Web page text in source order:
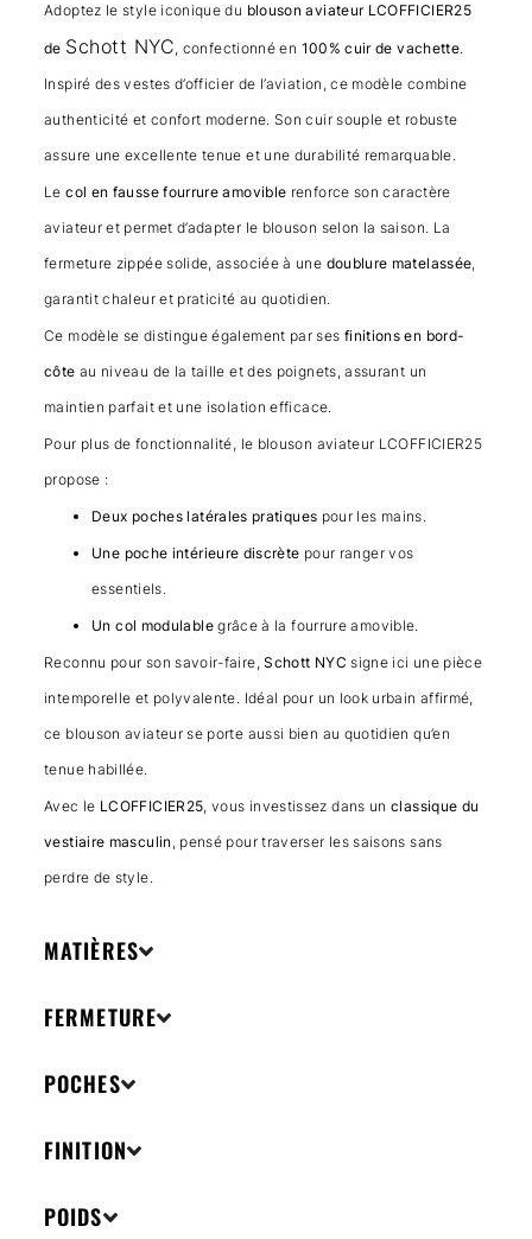
Adoptez le style iconique du blouson aviateur LCOFFICIER25
de Schott NYC, confectionné en 100% cuir de vachette.
Inspiré des vestes d’officier de l’aviation, ce modèle combine
authenticité et confort moderne. Son cuir souple et robuste
assure une excellente tenue et une durabilité remarquable.
Lecol en fausse fourrure amovible renforce son caractère
aviateur et permet d’adapter le blouson selon la saison. La
fermeture zippée solide, associée à une doublure matelassée,
garantit chaleur et praticité au quotidien.
Ce modèle se distingue également par ses finitions en bord-
côte au niveau de la taille et des poignets, assurant un
maintien parfait et une isolation efficace.
Pour plus de fonctionnalité, le blouson aviateur LCOFFICIER25
propose :
Deux poches latérales pratiques pour les mains.
Une poche intérieure discrète pour ranger vos
essentiels.
Un col modulablegrâce à la fourrure amovible.
Reconnu pour son savoir-faire,Schott NYC signe ici une pièce
intemporelle et polyvalente. Idéal pour un look urbain affirmé,
ce blouson aviateur se porte aussi bien au quotidien qu’en
tenue habillée.
Avec le LCOFFICIER25, vous investissez dans unclassique du
vestiaire masculin, pensé pour traverser les saisons sans
perdre de style.
MATIÈRES
FERMETURE
POCHES
FINITION
POIDS